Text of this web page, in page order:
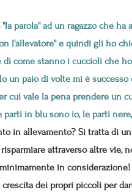
parola'' ad un ragazzo che
l'allevatore'' e quindi gli ho
di come stanno i cuccioli che
un paio di volte mi è
cui vale la pena prendere un
in blu sono io, le parti
in allevamento? Si tratta di
attraverso altre vie,
in considerazione!
dei propri piccoli per